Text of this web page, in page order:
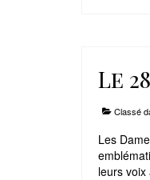
Le
Classé
Les
leurs